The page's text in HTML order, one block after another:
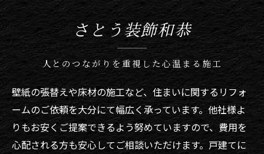
人とのつながりを重視した心温まる施工
さとう装飾和恭
壁紙の張替えや床材の施工など、住まいに関するリフォ
ームのご依頼を大分にて幅広く承っています。他社様よ
りもお安くご提案できるよう努めていますので、費用を
心配される方も安心してご相談いただけます。戸建てに